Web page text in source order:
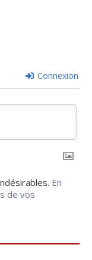
Connexion
En
de vos